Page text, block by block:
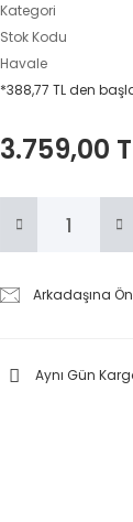
Kategori
Stok Kodu
Havale
*388,77 TL den
3.759,00
Arkadaşına
Aynı Gün